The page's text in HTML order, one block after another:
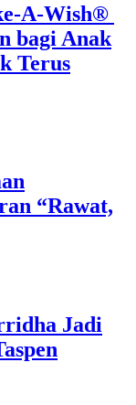
A-Wish®
bagi Anak
Terus
“Rawat,
Jadi